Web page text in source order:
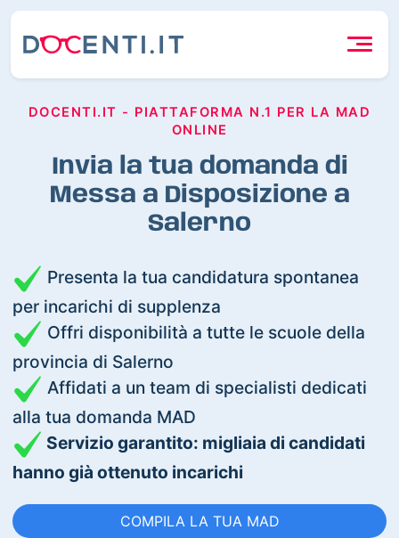
DOCENTI.IT - PIATTAFORMA N.1 PER LA MAD
ONLINE
Invia la tua domanda di
Messa a Disposizione a
Salerno
Presenta la tua candidatura spontanea
per incarichi di supplenza
Offri disponibilità a tutte le scuole della
provincia di Salerno
Affidati a un team di specialisti dedicati
alla tua domanda MAD
Servizio garantito: migliaia di candidati
hanno già ottenuto incarichi
COMPILA LA TUA MAD